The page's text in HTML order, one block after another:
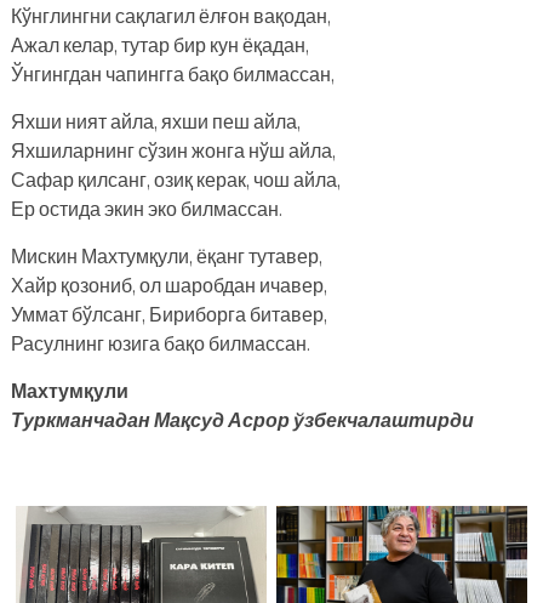
Кўнглингни сақлагил ёлғон вақодан,
Ажал келар, тутар бир кун ёқадан,
Ўнгингдан чапингга бақо билмассан,
Яхши ният айла, яхши пеш айла,
Яхшиларнинг сўзин жонга нўш айла,
Сафар қилсанг, озиқ керак, чош айла,
Ер остида экин эко билмассан.
Мискин Махтумқули, ёқанг тутавер,
Хайр қозониб, ол шаробдан ичавер,
Уммат бўлсанг, Бириборга битавер,
Расулнинг юзига бақо билмассан.
Махтумқули
Туркманчадан Мақсуд Асрор ўзбекчалаштирди